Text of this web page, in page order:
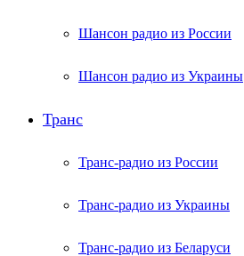
Шансон радио из России
Шансон радио из Украины
Транс
Транс-радио из России
Транс-радио из Украины
Транс-радио из Беларуси